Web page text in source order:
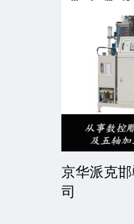
济宁红君